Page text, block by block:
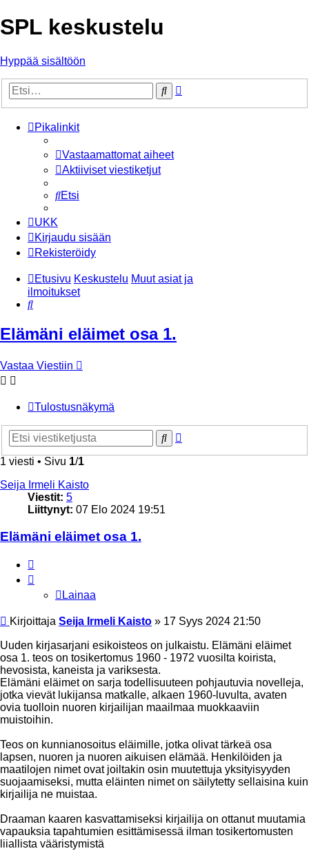
SPL keskustelu
Hyppää sisältöön
Etsi
Pikalinkit
Vastaamattomat aiheet
Aktiiviset viestiketjut
Etsi
UKK
Kirjaudu sisään
Rekisteröidy
Etusivu Keskustelu Muut asiat ja
ilmoitukset
Etsi
Elämäni eläimet osa 1.
Vastaa Viestiin
Tulostusnäkymä
Etsi
1 viesti • Sivu 1/1
Seija Irmeli Kaisto
Viestit: 5
Liittynyt: 07 Elo 2024 19:51
Elämäni eläimet osa 1.
Lainaa
Viesti
Kirjoittaja Seija Irmeli Kaisto » 17 Syys 2024 21:50
Uuden kirjasarjani esikoisteos on julkaistu. Elämäni eläimet
osa 1. teos on tosikertomus 1960 - 1972 vuosilta koirista,
hevosista, kaneista ja variksesta.
Elämäni eläimet on sarja todellisuuteen pohjautuvia novelleja,
jotka vievät lukijansa matkalle, alkaen 1960-luvulta, avaten
ovia tuolloin nuoren kirjailijan maailmaa muokkaaviin
muistoihin.
Teos on kunnianosoitus eläimille, jotka olivat tärkeä osa
lapsen, nuoren ja nuoren aikuisen elämää. Henkilöiden ja
maatilojen nimet ovat joiltakin osin muutettuja yksityisyyden
suojaamiseksi, mutta eläinten nimet on säilytetty sellaisina kuin
kirjailija ne muistaa.
Draaman kaaren kasvattamiseksi kirjailija on ottanut muutamia
vapauksia tapahtumien esittämisessä ilman tosikertomusten
liiallista vääristymistä